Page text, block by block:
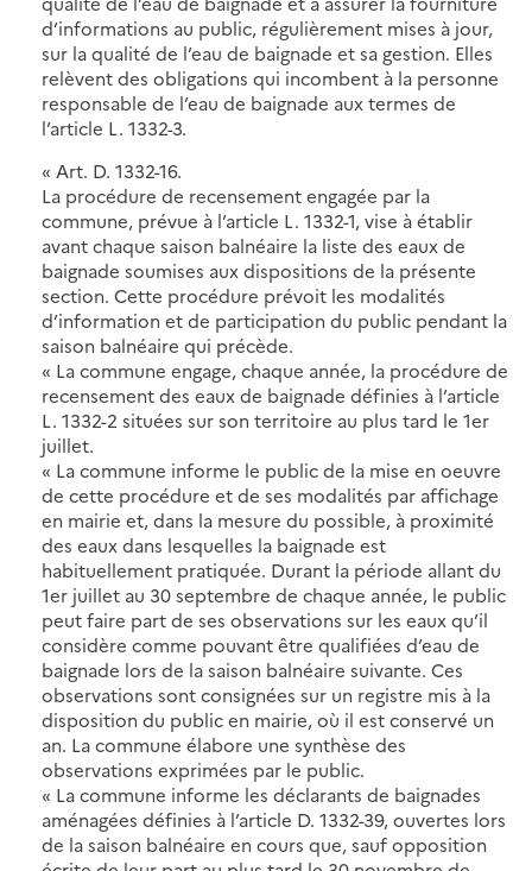
d’informations au public, régulièrement mises à jour,
sur la qualité de l’eau de baignade et sa gestion. Elles
relèvent des obligations qui incombent à la personne
responsable de l’eau de baignade aux termes de
l’article L. 1332-3.
« Art. D. 1332-16.
La procédure de recensement engagée par la
commune, prévue à l’article L. 1332-1, vise à établir
avant chaque saison balnéaire la liste des eaux de
baignade soumises aux dispositions de la présente
section. Cette procédure prévoit les modalités
d’information et de participation du public pendant la
saison balnéaire qui précède.
« La commune engage, chaque année, la procédure de
recensement des eaux de baignade définies à l’article
L. 1332-2 situées sur son territoire au plus tard le 1er
juillet.
« La commune informe le public de la mise en oeuvre
de cette procédure et de ses modalités par affichage
en mairie et, dans la mesure du possible, à proximité
des eaux dans lesquelles la baignade est
habituellement pratiquée. Durant la période allant du
1er juillet au 30 septembre de chaque année, le public
peut faire part de ses observations sur les eaux qu’il
considère comme pouvant être qualifiées d’eau de
baignade lors de la saison balnéaire suivante. Ces
observations sont consignées sur un registre mis à la
disposition du public en mairie, où il est conservé un
an. La commune élabore une synthèse des
observations exprimées par le public.
« La commune informe les déclarants de baignades
aménagées définies à l’article D. 1332-39, ouvertes lors
de la saison balnéaire en cours que, sauf opposition